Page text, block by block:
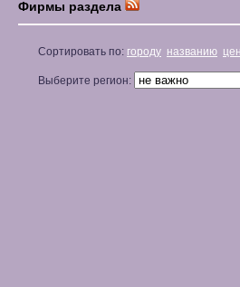
Фирмы раздела
Сортировать по: городу названию
Выберите регион: